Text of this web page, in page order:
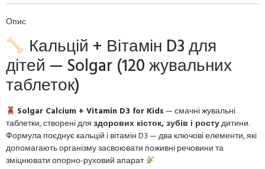
Опис
Кальцій + Вітамін D3 для
дітей — Solgar (120 жувальних
таблеток)
Solgar Calcium + Vitamin D3 for Kids— смачні жувальні
таблетки, створені дляздорових кісток, зубів і ростудитини.
Формула поєднує кальцій і вітамін D3 — два ключові елементи, які
допомагають організму засвоювати поживні речовини та
зміцнювати опорно-руховий апарат